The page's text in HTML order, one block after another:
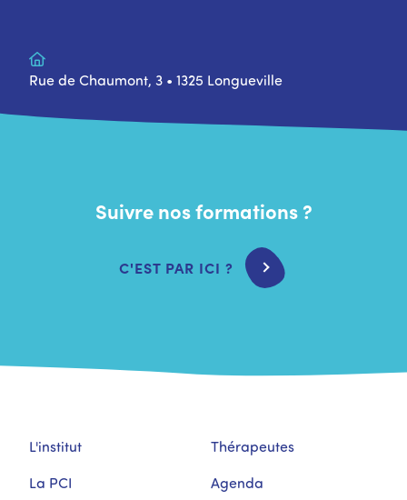
Rue de Chaumont, 3 • 1325 Longueville
Suivre nos formations ?
C'EST PAR ICI ?
L'institut
La PCI
Thérapeutes
Agenda